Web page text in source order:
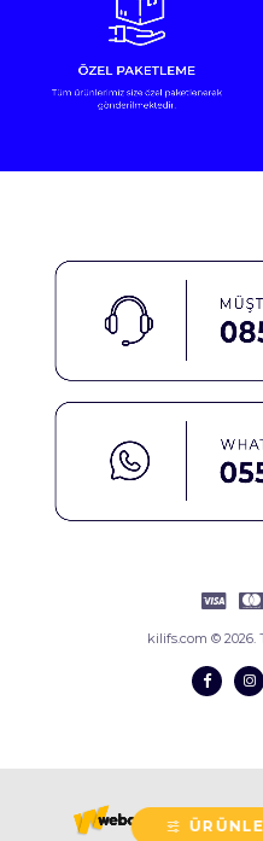
kilifs.com © 2026.